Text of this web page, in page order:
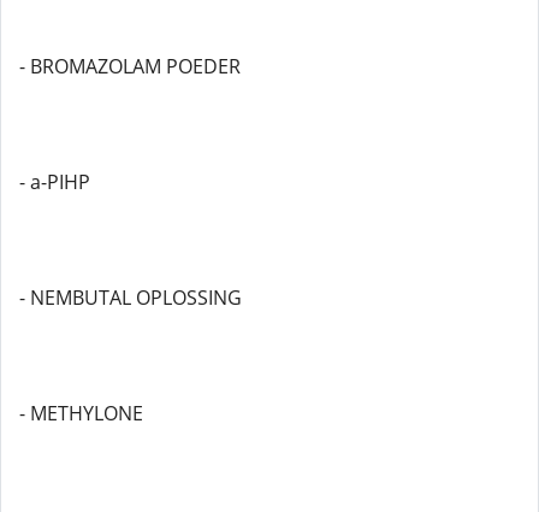
- BROMAZOLAM POEDER
- a-PIHP
- NEMBUTAL OPLOSSING
- METHYLONE